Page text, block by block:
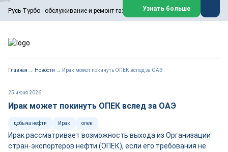
Русь-Турбо - обслуживание и ремонт газовых паровых турбин
ООО «Русь-Турбо» занимается сервисом газовых и паровых
турбин, комплексным ремонтом, восстановлением,
техническим обслуживанием оборудования ТЭС,
работают на нефтегазовых, нефтехимических,
металлургических и других предприятиях.
Реклама. ООО «Русь-Турбо», ИНН 7802588950
Узнать больше
Главная → Новости → Ирак может покинуть ОПЕК вслед за ОАЭ
25 июня 2026
Ирак может покинуть ОПЕК вслед за ОАЭ
добыча нефти Ирак опек
Ирак рассматривает возможность выхода из Организации
стран-экспортеров нефти (ОПЕК), если его требования не